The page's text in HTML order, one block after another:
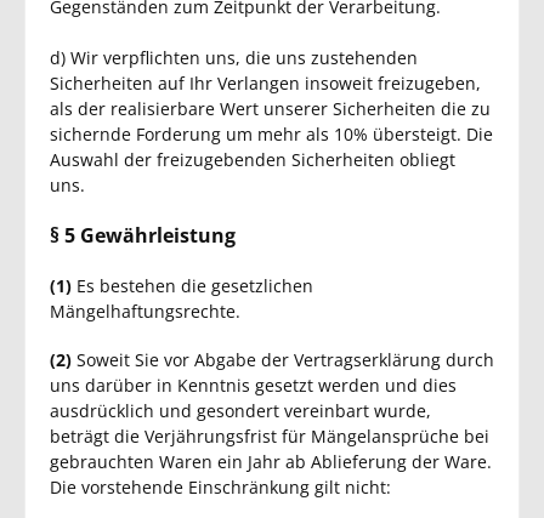
Gegenständen zum Zeitpunkt der Verarbeitung.
d) Wir verpflichten uns, die uns zustehenden
Sicherheiten auf Ihr Verlangen insoweit freizugeben,
als der realisierbare Wert unserer Sicherheiten die zu
sichernde Forderung um mehr als 10% übersteigt. Die
Auswahl der freizugebenden Sicherheiten obliegt
uns.
§ 5 Gewährleistung
(1) Es bestehen die gesetzlichen
Mängelhaftungsrechte.
(2) Soweit Sie vor Abgabe der Vertragserklärung durch
uns darüber in Kenntnis gesetzt werden und dies
ausdrücklich und gesondert vereinbart wurde,
beträgt die Verjährungsfrist für Mängelansprüche bei
gebrauchten Waren ein Jahr ab Ablieferung der Ware.
Die vorstehende Einschränkung gilt nicht: